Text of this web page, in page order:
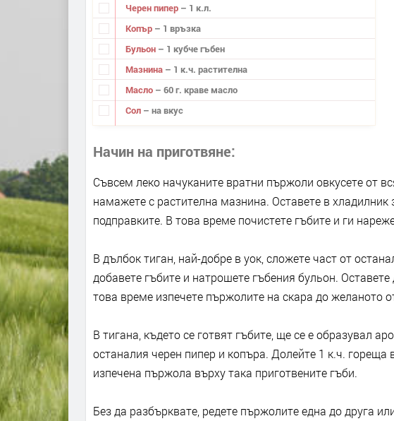
Черен пипер – 1 к.л.
Копър – 1 връзка
Бульон – 1 кубче гъбен
Мазнина – 1 к.ч. растителна
Масло – 60 г. краве масло
Сол – на вкус
Начин на приготвяне
Съвсем леко начуканите вратни пържоли овкусете от
намажете с растителна мазнина. Оставете в
подправките. В това време почистете гъбите и ги
В дълбок тиган, най-добре в уок, сложете част от
добавете гъбите и натрошете гъбения бульон.
това време изпечете пържолите на скара до желаното
В тигана, където се готвят гъбите, ще се е образувал
останалия черен пипер и копъра. Долейте 1 к.ч. гореща
изпечена пържола върху така приготвените гъби.
Без да разбърквате, редете пържолите една до друга